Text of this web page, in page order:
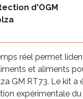
d'OGM
réel permet
et aliments
GM RT73. Le kit a
expérimentale